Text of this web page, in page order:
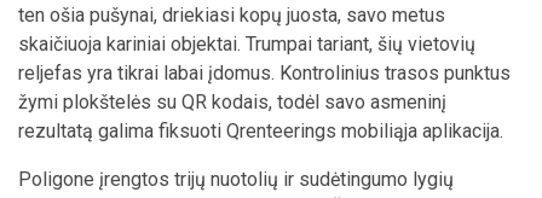
ten ošia pušynai, driekiasi kopų juosta, savo metus
skaičiuoja kariniai objektai. Trumpai tariant, šių vietovių
reljefas yra tikrai labai įdomus. Kontrolinius trasos punktus
žymi plokštelės su QR kodais, todėl savo asmeninį
rezultatą galima fiksuoti Qrenteerings mobiliąja aplikacija.
Poligone įrengtos trijų nuotolių ir sudėtingumo lygių